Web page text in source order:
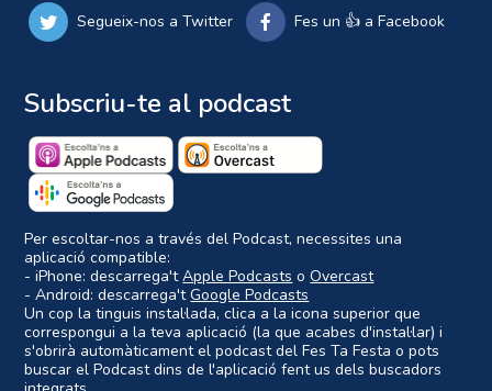
Segueix-nos a Twitter Fes un 👍 a Facebook
Subscriu-te al podcast
Per escoltar-nos a través del Podcast, necessites una
aplicació compatible:
- iPhone: descarrega'tApple Podcasts oOvercast
- Android: descarrega'tGoogle Podcasts
Un cop la tinguis instal·lada, clica a la icona superior que
correspongui a la teva aplicació (la que acabes d'instal·lar) i
s'obrirà automàticament el podcast del Fes Ta Festa o pots
buscar el Podcast dins de l'aplicació fent us dels buscadors